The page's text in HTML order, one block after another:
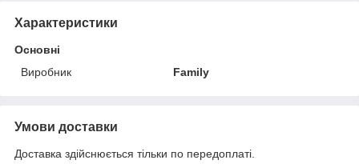
Характеристики
Основні
Виробник
Family
Умови доставки
Доставка здійснюється тільки по передоплаті.